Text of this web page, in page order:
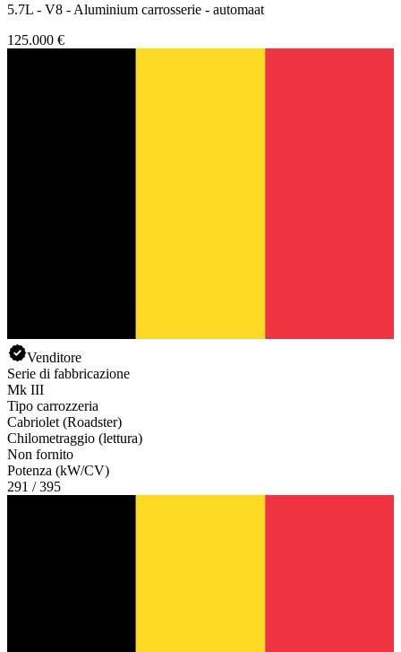
5.7L - V8 - Aluminium carrosserie - automaat
125.000 €
Venditore
Serie di fabbricazione
Mk III
Tipo carrozzeria
Cabriolet (Roadster)
Chilometraggio (lettura)
Non fornito
Potenza (kW/CV)
291 / 395